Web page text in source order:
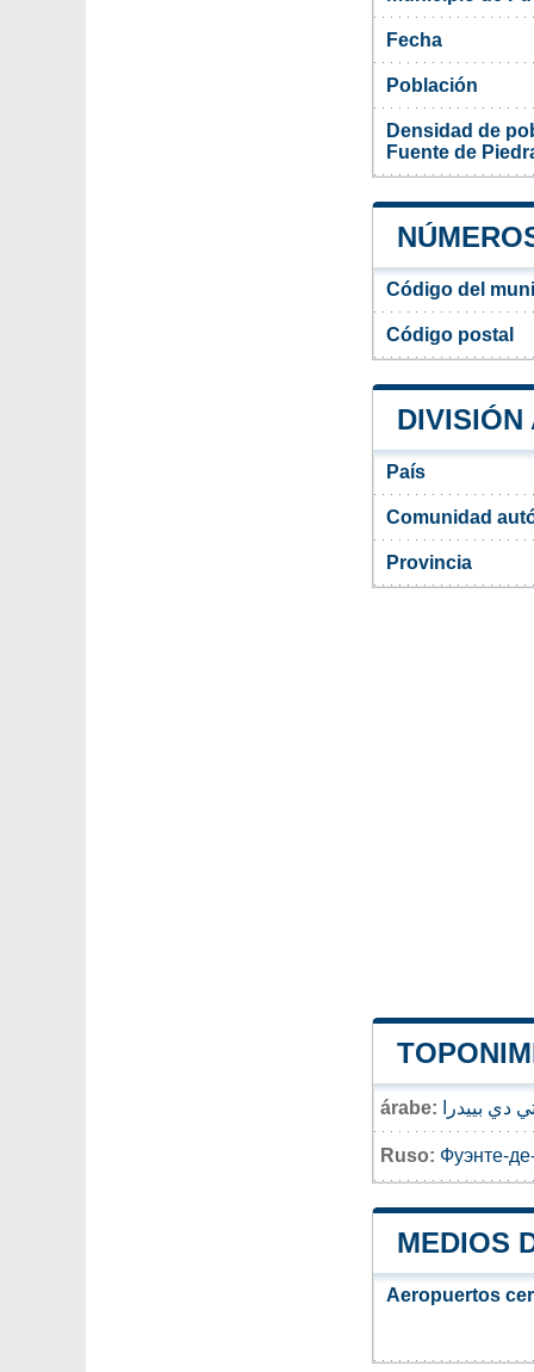
Fecha
Población
Densidad de
Fuente de
Código del
Código postal
DIVISIÓN
País
Comunidad
Provincia
árabe: دي بييدرا
Ruso: Фуэнте-
MEDIOS
Aeropuertos